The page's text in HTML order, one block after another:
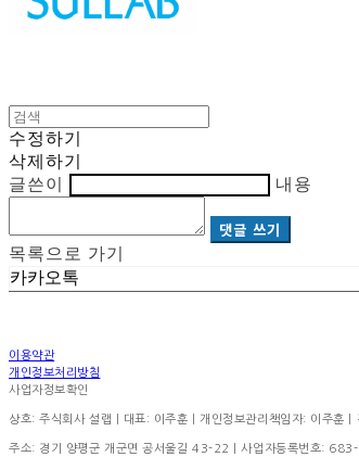
수정하기
삭제하기
글쓴이
내용
댓글 쓰기
목록으로 가기
카카오톡
이용약관
개인정보처리방침
사업자정보확인
상호: 주식회사 설랩 | 대표: 이주훈 | 개인정보관리책임자: 이
주소: 경기 양평군 개군면 공서울길 43-22 | 사업자등록번호: